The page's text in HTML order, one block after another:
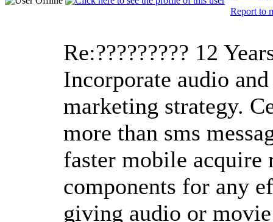
Report to
Re:????????? 12
Incorporate audio
marketing strategy.
more than sms
faster mobile acquire
components for any
giving audio or